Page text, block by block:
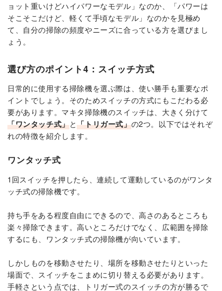
ョット重いけどハイパワーなモデル」なのか、「パワーは
そこそこだけど、軽くて手頃なモデル」なのかを見極め
て、自分の掃除の頻度やニーズに合っている方を選びまし
ょう。
選び方のポイント4：スイッチ方式
日常的に使用する掃除機を選ぶ際は、使い勝手も重要なポ
イントでしょう。そのためスイッチの方式にもこだわる必
要があります。マキタ掃除機のスイッチは、大きく分けて
「ワンタッチ式」と「トリガー式」の2つ。以下ではそれぞ
れの特徴を紹介します。
ワンタッチ式
1回スイッチを押したら、連続して運動しているのがワンタ
ッチ式の掃除機です。
持ち手をある程度自由にできるので、高さのあるところも
楽々掃除できます。高いところだけでなく、広範囲を掃除
するにも、ワンタッチ式の掃除機が向いています。
しかしものを移動させたり、場所を移動させたりといった
場面で、スイッチをこまめに切り替える必要があります。
手軽さという点では、トリガー式のスイッチの方が勝るで